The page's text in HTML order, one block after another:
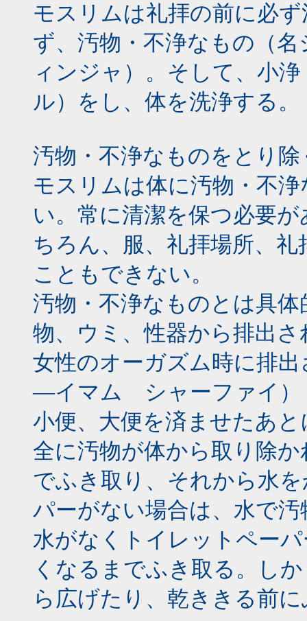
モスリムは礼拝の前に必
ず、汚物・不浄なもの（
ィンジャ）。そして、小
ル）をし、体を洗浄する。
汚物・不浄なものをとり
モスリムは体に汚物・不
い。常に清潔を保つ必要
ちろん、服、礼拝場所、
こともできない。
汚物・不浄なものとは具
物、ウミ、性器から排出さ
女性のオーガズム時に排
―イマム シャーファイ）
小便、大便を済ませたあ
全に汚物が体から取り除
でふき取り、それから水
パーがない場合は、水で
水がなくトイレットペー
くなるまでふき取る。し
ら広げたり、乾ききる前